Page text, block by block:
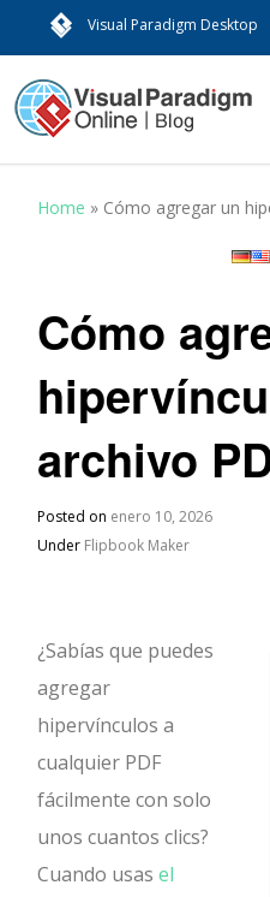
Visual Paradigm Desktop
Home » Cómo agregar un
Cómo
archivo
Posted on enero 10, 2026
Under Flipbook Maker
¿Sabías que puedes
agregar
hipervínculos a
cualquier PDF
fácilmente con solo
unos cuantos clics?
Cuando usas el